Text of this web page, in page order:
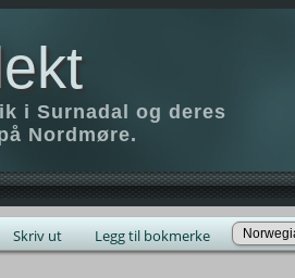
i Surnadal og deres
Nordmøre.
Skriv ut Legg til bokmerke